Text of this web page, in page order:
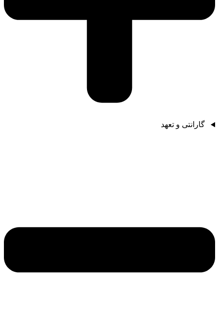
گارانتی و تعهد